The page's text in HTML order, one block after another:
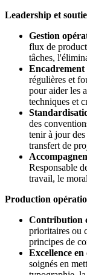
Leadership et
Gestion
flux de
tâches,
Encadrement
régulières et
pour aider les
techniques et
des
tenir à jour
transfert de
Responsable
travail, le
Production
Contribution
prioritaires ou
principes de
Excellence
soignés en